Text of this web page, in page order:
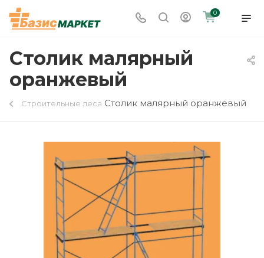
0
Столик малярный
оранжевый
Строительные леса Столик малярный оранжевый